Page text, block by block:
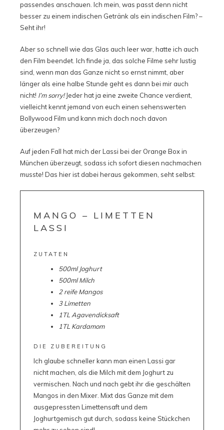
passendes anschauen. Ich mein, was passt denn nicht
besser zu einem indischen Getränk als ein indischen Film? –
Seht ihr!
Aber so schnell wie das Glas auch leer war, hatte ich auch
den Film beendet. Ich finde ja, das solche Filme sehr lustig
sind, wenn man das Ganze nicht so ernst nimmt, aber
länger als eine halbe Stunde geht es dann bei mir auch
nicht! I’m sorry!Jeder hat ja eine zweite Chance verdient,
vielleicht kennt jemand von euch einen sehenswerten
Bollywood Film und kann mich doch noch davon
überzeugen?
Auf jeden Fall hat mich der Lassi bei der Orange Box in
München überzeugt, sodass ich sofort diesen nachmachen
musste! Das hier ist dabei heraus gekommen, seht selbst:
MANGO – LIMETTEN
LASSI
ZUTATEN
500ml Joghurt
500ml Milch
2 reife Mangos
3 Limetten
1TL Agavendicksaft
1TL Kardamom
DIE ZUBEREITUNG
Ich glaube schneller kann man einen Lassi gar
nicht machen, als die Milch mit dem Joghurt zu
vermischen. Nach und nach gebt ihr die geschälten
Mangos in den Mixer. Mixt das Ganze mit dem
ausgepressten Limettensaft und dem
Joghurtgemisch gut durch, sodass keine Stückchen